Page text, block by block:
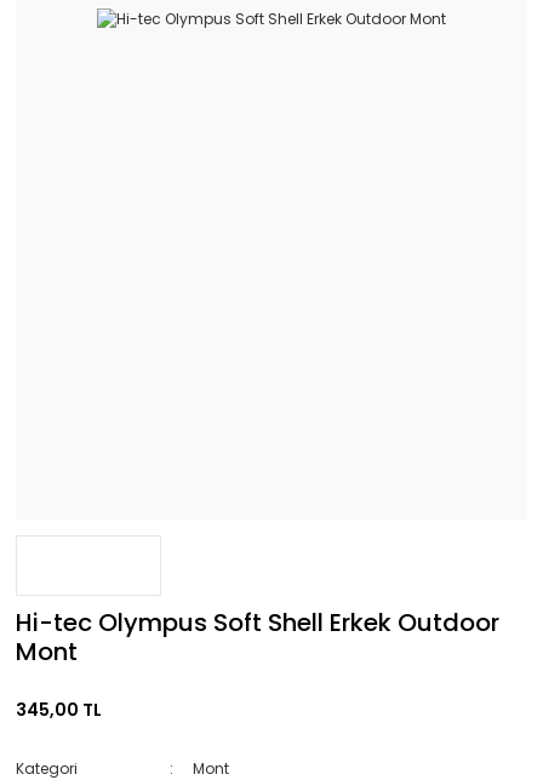
Hi-tec Olympus Soft Shell Erkek Outdoor
Mont
345,00 TL
Kategori
Mont